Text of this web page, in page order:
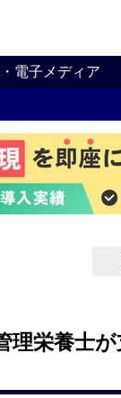
電子メディア
理栄養士